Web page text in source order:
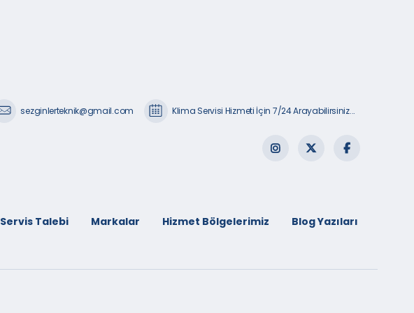
sezginlerteknik@gmail.com Klima Servisi Hizmeti İçin 7/24 Arayabilirsiniz...
Servis Talebi Markalar Hizmet Bölgelerimiz Blog Yazıları